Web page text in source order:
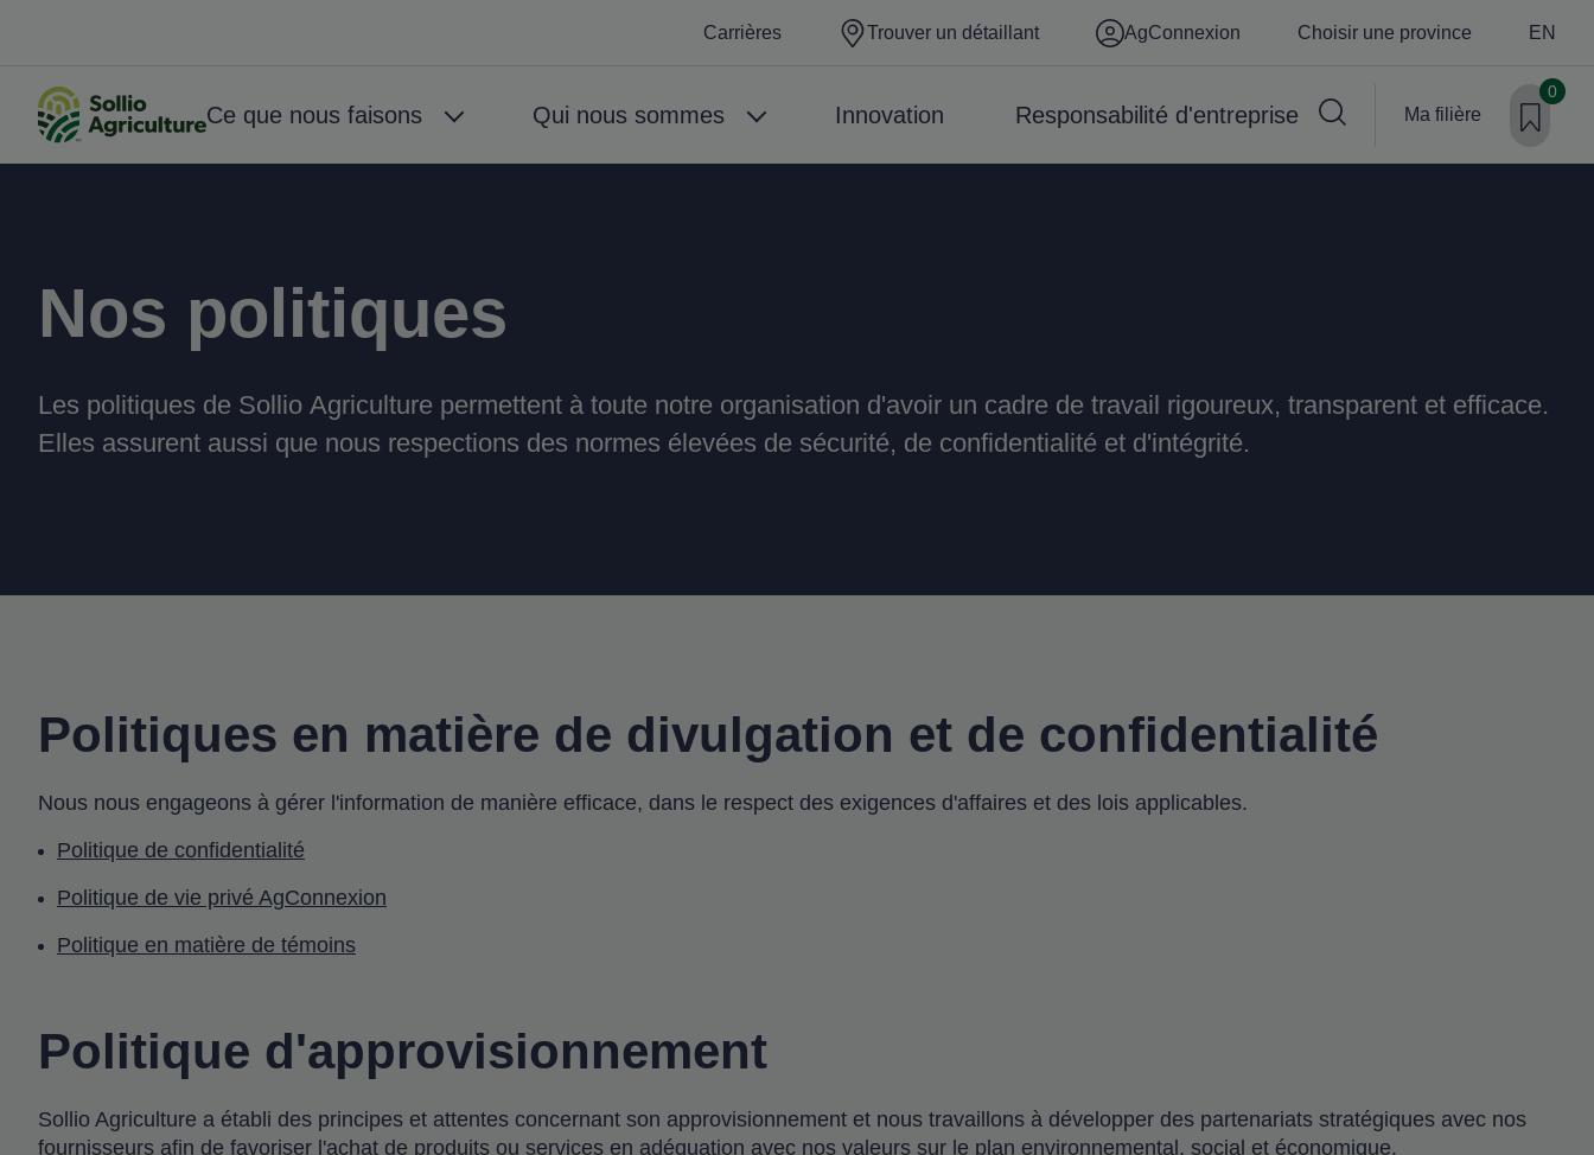
Carrières
Trouver un détaillant AgConnexion Choisir une province EN
Ce que nous faisons Qui nous sommes Innovation Responsabilité d'entreprise Ma filière
0
Nos politiques
Les politiques de Sollio Agriculture permettent à toute notre organisation d'avoir un cadre de travail rigoureux, transparent et efficace.
Elles assurent aussi que nous respections des normes élevées de sécurité, de confidentialité et d'intégrité.
Politiques en matière de divulgation et de confidentialité
Nous nous engageons à gérer l'information de manière efficace, dans le respect des exigences d'affaires et des lois applicables.
Politique de confidentialité
Politique de vie privé AgConnexion
Politique en matière de témoins
Politique d'approvisionnement
Sollio Agriculture a établi des principes et attentes concernant son approvisionnement et nous travaillons à développer des partenariats stratégiques avec nos
fournisseurs afin de favoriser l'achat de produits ou services en adéquation avec nos valeurs sur le plan environnemental, social et économique.